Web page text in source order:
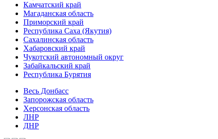
Камчатский край
Магаданская область
Приморский край
Республика Саха (Якутия)
Сахалинская область
Хабаровский край
Чукотский автономный округ
Забайкальский край
Республика Бурятия
Весь Донбасс
Запорожская область
Херсонская область
ЛНР
ДНР